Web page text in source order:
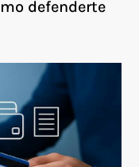
defenderte